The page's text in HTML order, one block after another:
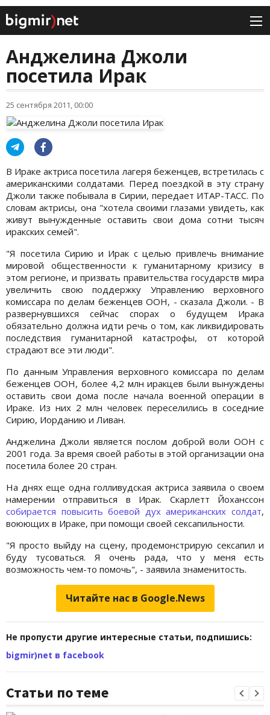
Анджелина Джоли
посетила Ирак
25 сентября 2011, 00:00
В Ираке актриса посетила лагеря беженцев, встретилась с
американскими солдатами. Перед поездкой в эту страну
Джоли также побывала в Сирии, передает ИТАР-ТАСС. По
словам актрисы, она "хотела своими глазами увидеть, как
живут вынужденные оставить свои дома сотни тысяч
иракских семей".
"Я посетила Сирию и Ирак с целью привлечь внимание
мировой общественности к гуманитарному кризису в
этом регионе, и призвать правительства государств мира
увеличить свою поддержку Управлению верховного
комиссара по делам беженцев ООН, - сказала Джоли. - В
развернувшихся сейчас спорах о будущем Ирака
обязательно должна идти речь о том, как ликвидировать
последствия гуманитарной катастрофы, от которой
страдают все эти люди".
По данным Управления верховного комиссара по делам
беженцев ООН, более 4,2 млн иракцев были вынуждены
оставить свои дома после начала военной операции в
Ираке. Из них 2 млн человек переселились в соседние
Сирию, Иорданию и Ливан.
Анджелина Джоли является послом доброй воли ООН с
2001 года. За время своей работы в этой организации она
посетила более 20 стран.
На днях еще одна голливудская актриса заявила о своем
намерении отправиться в Ирак. Скарлетт Йоханссон
собирается повысить боевой дух американских солдат,
воюющих в Ираке, при помощи своей сексапильности.
"Я просто выйду на сцену, продемонстрирую сексапил и
буду тусоваться. Я очень рада, что у меня есть
возможность чем-то помочь", - заявила знаменитость.
Читайте нас в Google.News
Не пропусти другие интересные статьи, подпишись:
bigmir)net в facebook
Статьи по теме